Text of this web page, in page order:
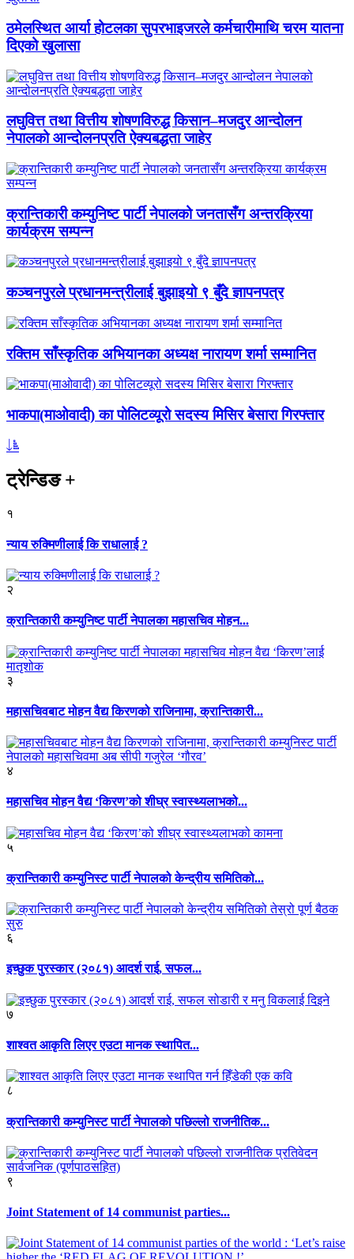
ठमेलस्थित आर्या होटलका सुपरभाइजरले कर्मचारीमाथि चरम यातना
दिएको खुलासा
लघुवित्त तथा वित्तीय शोषणविरुद्ध किसान–मजदुर आन्दोलन
नेपालको आन्दोलनप्रति ऐक्यबद्धता जाहेर
क्रान्तिकारी कम्युनिष्ट पार्टी नेपालको जनतासँग अन्तरक्रिया
कार्यक्रम सम्पन्न
कञ्चनपुरले प्रधानमन्त्रीलाई बुझाइयो ९ बुँदे ज्ञापनपत्र
रक्तिम साँस्कृतिक अभियानका अध्यक्ष नारायण शर्मा सम्मानित
भाकपा(माओवादी) का पोलिटव्यूरो सदस्य मिसिर बेसारा गिरफ्तार
ट्रेन्डिङ+
१
न्याय रुक्मिणीलाई कि राधालाई ?
२
क्रान्तिकारी कम्युनिष्ट पार्टी नेपालका महासचिव मोहन...
३
महासचिवबाट मोहन वैद्य किरणको राजिनामा, क्रान्तिकारी...
४
महासचिव मोहन वैद्य ‘किरण’को शीघ्र स्वास्थ्यलाभको...
५
क्रान्तिकारी कम्युनिस्ट पार्टी नेपालको केन्द्रीय समितिको...
६
इच्छुक पुरस्कार (२०८१) आदर्श राई, सफल...
७
शाश्वत आकृति लिएर एउटा मानक स्थापित...
८
क्रान्तिकारी कम्युनिस्ट पार्टी नेपालको पछिल्लो राजनीतिक...
९
Joint Statement of 14 communist parties...